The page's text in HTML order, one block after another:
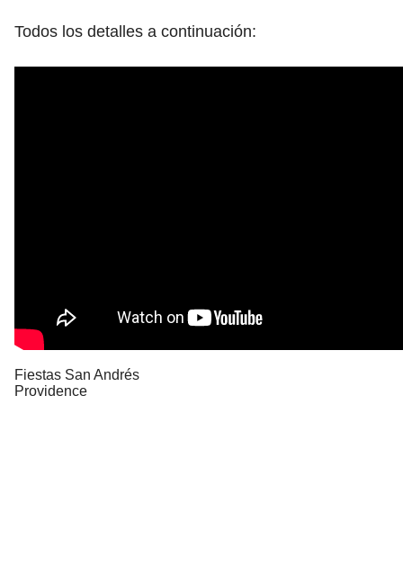
Todos los detalles a continuación:
Fiestas San Andrés
Providence